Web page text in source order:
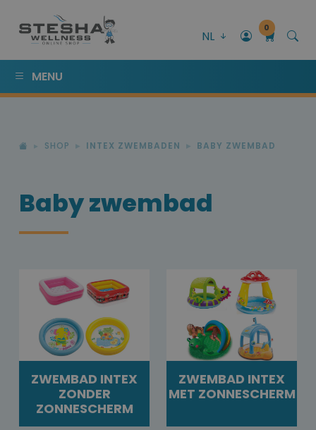
NL
0
MENU
SHOP INTEX ZWEMBADEN BABY ZWEMBAD
Baby zwembad
ZWEMBAD INTEX
ZONDER
ZONNESCHERM
ZWEMBAD INTEX
MET ZONNESCHERM